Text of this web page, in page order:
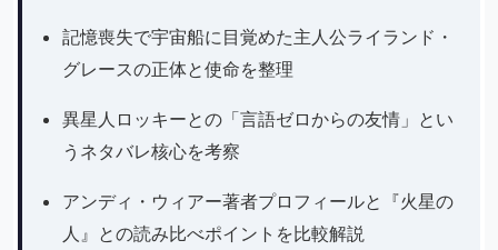
記憶喪失で宇宙船に目覚めた主人公ライランド・
グレースの正体と使命を整理
異星人ロッキーとの「言語ゼロからの友情」とい
うネタバレ核心を考察
アンディ・ウィアー著者プロフィールと『火星の
人』との読み比べポイントを比較解説